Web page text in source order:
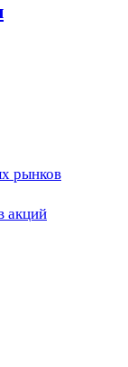
рынков
акций